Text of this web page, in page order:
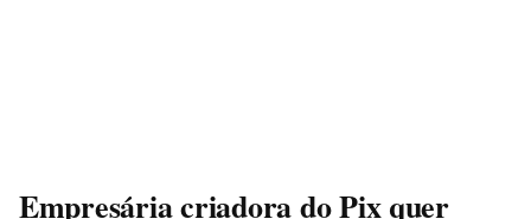
Empresária criadora do Pix quer